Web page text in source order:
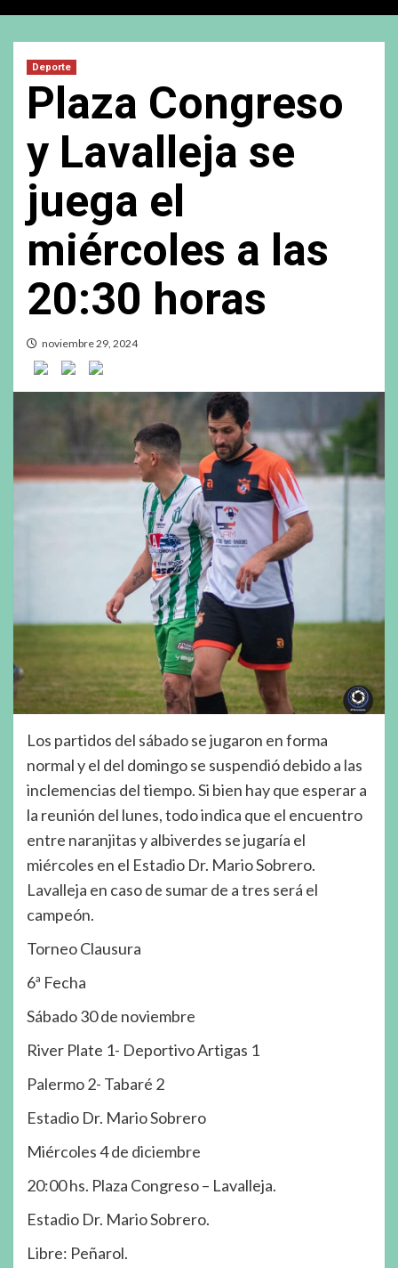
Deporte
Plaza Congreso
y Lavalleja se
juega el
miércoles a las
20:30 horas
noviembre 29, 2024
Los partidos del sábado se jugaron en forma
normal y el del domingo se suspendió debido a las
inclemencias del tiempo. Si bien hay que esperar a
la reunión del lunes, todo indica que el encuentro
entre naranjitas y albiverdes se jugaría el
miércoles en el Estadio Dr. Mario Sobrero.
Lavalleja en caso de sumar de a tres será el
campeón.
Torneo Clausura
6ª Fecha
Sábado 30 de noviembre
River Plate 1- Deportivo Artigas 1
Palermo 2- Tabaré 2
Estadio Dr. Mario Sobrero
Miércoles 4 de diciembre
20:00 hs. Plaza Congreso – Lavalleja.
Estadio Dr. Mario Sobrero.
Libre: Peñarol.